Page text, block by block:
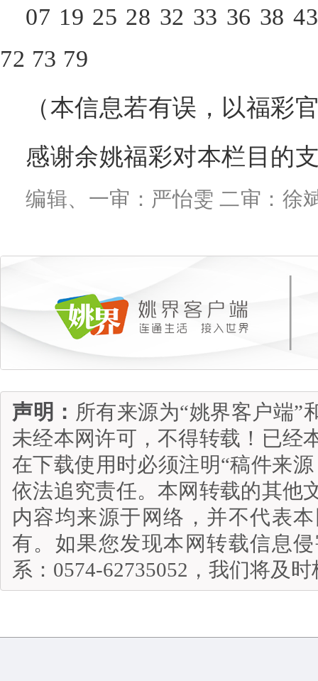
07 19 25 28 32 33 36 38
72 73 79
（本信息若有误，以福彩
感谢余姚福彩对本栏目的
编辑、一审：严怡雯 二审：徐
声明： 所有来源为“姚界客户端”
未经本网许可，不得转载！已经
在下载使用时必须注明“稿件来
依法追究责任。本网转载的其他
内容均来源于网络，并不代表
有。如果您发现本网转载信息
系：0574-62735052，我们将及